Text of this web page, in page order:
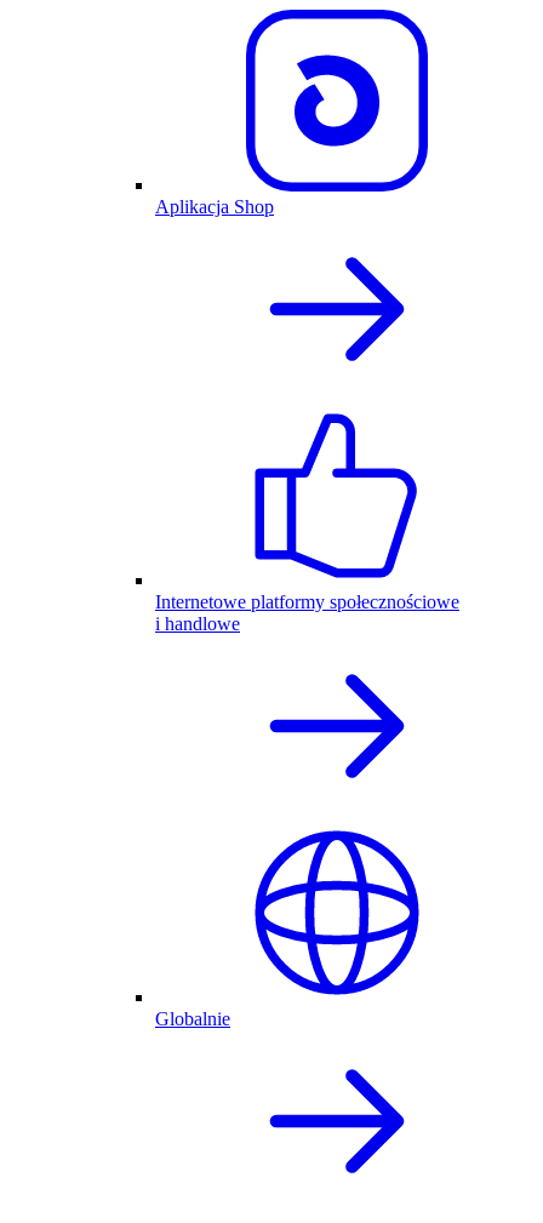
Aplikacja Shop
Internetowe platformy społecznościowe
i handlowe
Globalnie